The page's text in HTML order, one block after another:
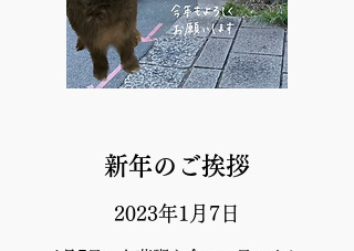
新年のご挨拶
2023年1月7日